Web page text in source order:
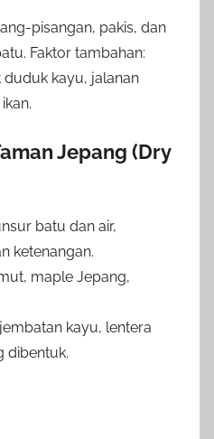
pisangan, pakis, dan
Faktor tambahan:
kayu, jalanan
Jepang (Dry
batu dan air,
ketenangan.
maple Jepang,
kayu, lentera
dibentuk.